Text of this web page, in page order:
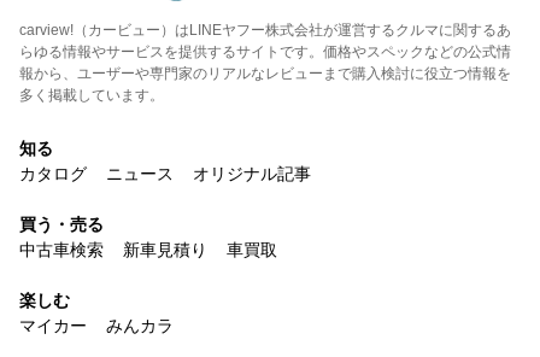
carview!（カービュー）はLINEヤフー株式会社が運営するクルマに関するあ
らゆる情報やサービスを提供するサイトです。価格やスペックなどの公式情
報から、ユーザーや専門家のリアルなレビューまで購入検討に役立つ情報を
多く掲載しています。
知る
カタログ
ニュース オリジナル記事
買う・売る
中古車検索
新車見積り 車買取
楽しむ
マイカー
みんカラ